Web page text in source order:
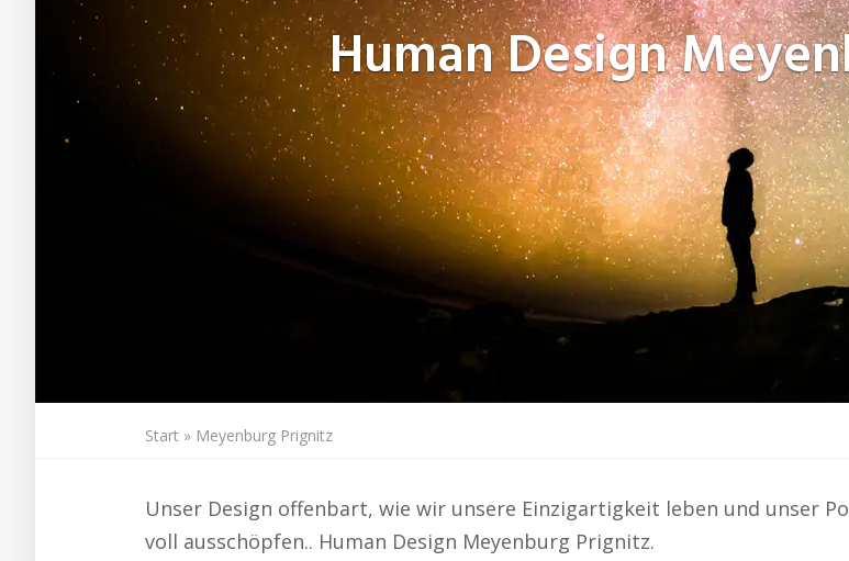
Human Design
Start » Meyenburg Prignitz
Unser Design offenbart, wie wir unsere Einzigartigkeit leben und unser
voll ausschöpfen.. Human Design Meyenburg Prignitz.